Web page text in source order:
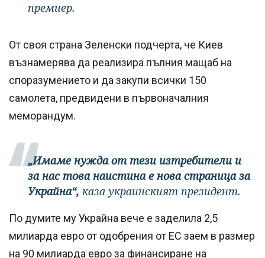
премиер.
От своя страна Зеленски подчерта, че Киев
възнамерява да реализира пълния мащаб на
споразумението и да закупи всички 150
самолета, предвидени в първоначалния
меморандум.
„Имаме нужда от тези изтребители и
за нас това наистина е нова страница за
Украйна“, каза украинският президент.
По думите му Украйна вече е заделила 2,5
милиарда евро от одобрения от ЕС заем в размер
на 90 милиарда евро за финансиране на